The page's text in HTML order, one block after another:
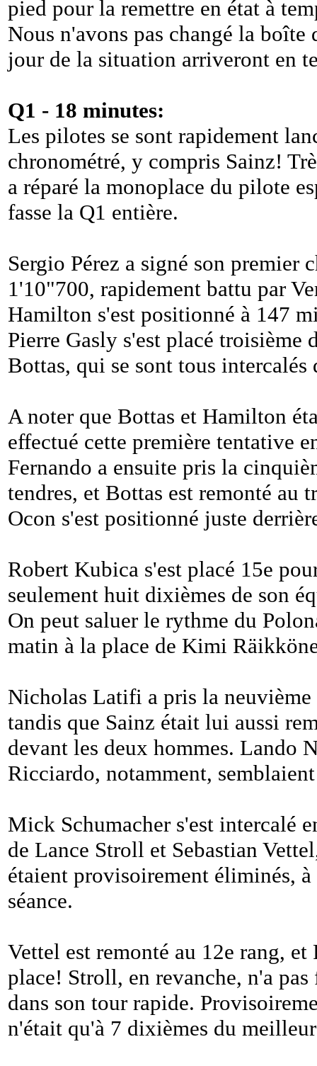
pied pour la remettre en état à
Nous n'avons pas changé la boîte
jour de la situation arriveront en
Q1 - 18 minutes:
Les pilotes se sont rapidement
chronométré, y compris Sainz!
a réparé la monoplace du pilote
fasse la Q1 entière.
Sergio Pérez a signé son premier
1'10"700, rapidement battu par
Hamilton s'est positionné à 147
Pierre Gasly s'est placé troisième
Bottas, qui se sont tous intercalés
A noter que Bottas et Hamilton
effectué cette première tentative
Fernando a ensuite pris la
tendres, et Bottas est remonté au
Ocon s'est positionné juste
Robert Kubica s'est placé 15e
seulement huit dixièmes de son
On peut saluer le rythme du
matin à la place de Kimi
Nicholas Latifi a pris la
tandis que Sainz était lui aussi
devant les deux hommes. Lando
Ricciardo, notamment,
Mick Schumacher s'est intercalé
de Lance Stroll et Sebastian
étaient provisoirement éliminés,
séance.
Vettel est remonté au 12e rang,
place! Stroll, en revanche, n'a
dans son tour rapide.
n'était qu'à 7 dixièmes du